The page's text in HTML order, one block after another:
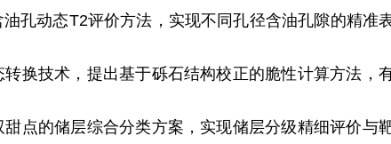
孔动态T2评价方法，实现不同孔径含油孔隙的精准
换技术，提出基于砾石结构校正的脆性计算方法，
点的储层综合分类方案，实现储层分级精细评价与